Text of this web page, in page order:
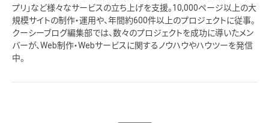
プリ」など様々なサービスの立ち上げを支援。10,000ページ以上の大
規模サイトの制作・運用や、年間約600件以上のプロジェクトに従事。
クーシーブログ編集部では、数々のプロジェクトを成功に導いたメン
バーが、Web制作・Webサービスに関するノウハウやハウツーを発信
中。